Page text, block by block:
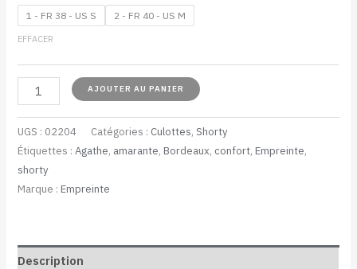
1 - FR 38 - US S 2 - FR 40 - US M
EFFACER
AJOUTER AU PANIER
UGS : 02204 Catégories : Culottes,Shorty
Étiquettes :Agathe, amarante,Bordeaux, confort,Empreinte,
shorty
Marque :Empreinte
Description